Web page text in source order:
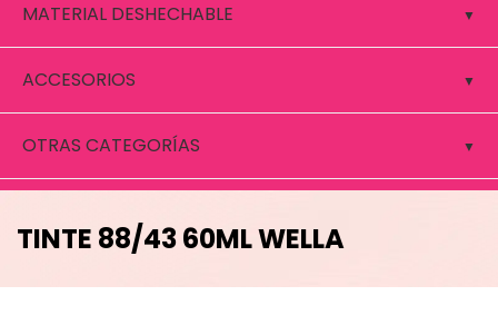
MATERIAL DESHECHABLE
ACCESORIOS
OTRAS CATEGORÍAS
TINTE 88/43 60ML WELLA